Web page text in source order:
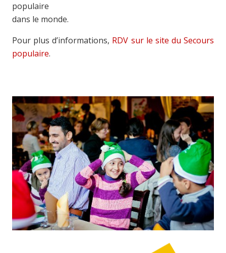
populaire
dans le monde.
Pour plus d’informations, RDV sur le site du Secours
populaire.